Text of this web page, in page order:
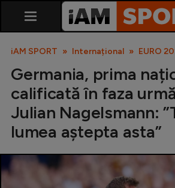
SuperLiga
Liga 2
iAM SPORT Internațional EURO
Germania, prima
calificată în faza
Julian Nagelsmann:
lumea aștepta asta”